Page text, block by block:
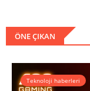
ÖNE ÇIKAN
Teknoloji haberleri